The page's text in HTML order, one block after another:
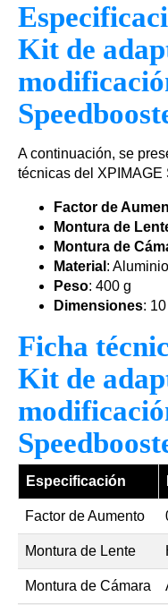
Kit de
A continuación, se
técnicas del XPIMAGE
Factor de
Montura de
Montura de
Material :
Peso: 400 g
Dimensiones:
Ficha
Kit de
Especificación
Factor de Aumento
Montura de Lente
Montura de Cámara